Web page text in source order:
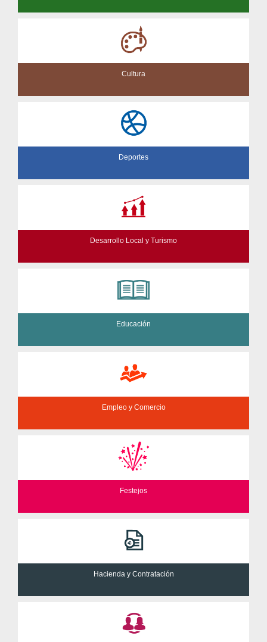
Cultura
Deportes
Desarrollo Local y Turismo
Educación
Empleo y Comercio
Festejos
Hacienda y Contratación